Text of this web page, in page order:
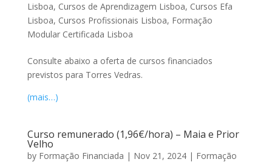
Lisboa, Cursos de Aprendizagem Lisboa, Cursos Efa
Lisboa, Cursos Profissionais Lisboa, Formação
Modular Certificada Lisboa
Consulte abaixo a oferta de cursos financiados
previstos para Torres Vedras.
(mais…)
Curso remunerado (1,96€/hora) – Maia e Prior
Velho
by Formação Financiada | Nov 21, 2024| Formação